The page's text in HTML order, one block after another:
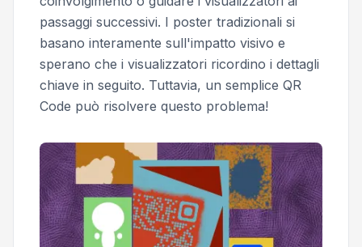
passaggi successivi. I poster tradizionali si
basano interamente sull'impatto visivo e
sperano che i visualizzatori ricordino i dettagli
chiave in seguito. Tuttavia, un semplice QR
Code può risolvere questo problema!